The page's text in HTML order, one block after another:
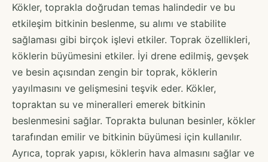
Kökler, toprakla doğrudan temas halindedir ve bu
etkileşim bitkinin beslenme, su alımı ve stabilite
sağlaması gibi birçok işlevi etkiler. Toprak özellikleri,
köklerin büyümesini etkiler. İyi drene edilmiş, gevşek
ve besin açısından zengin bir toprak, köklerin
yayılmasını ve gelişmesini teşvik eder. Kökler,
topraktan su ve mineralleri emerek bitkinin
beslenmesini sağlar. Toprakta bulunan besinler, kökler
tarafından emilir ve bitkinin büyümesi için kullanılır.
Ayrıca, toprak yapısı, köklerin hava almasını sağlar ve